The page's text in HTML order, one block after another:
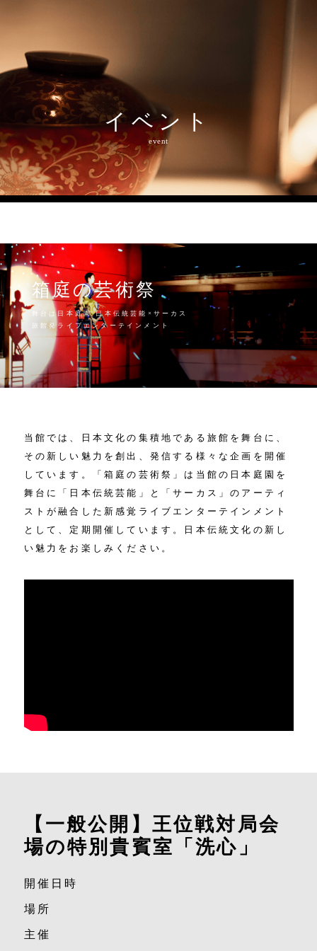
MENU
イベント
event
箱庭の芸術祭
舞台は日本庭園 日本伝統芸能×サーカス
旅館発ライブエンターテインメント
当館では、日本文化の集積地である旅館を舞台に、
その新しい魅力を創出、発信する様々な企画を開催
しています。「箱庭の芸術祭」は当館の日本庭園を
舞台に「日本伝統芸能」と「サーカス」のアーティ
ストが融合した新感覚ライブエンターテインメント
として、定期開催しています。日本伝統文化の新し
い魅力をお楽しみください。
【一般公開】王位戦対局会
場の特別貴賓室「洗心」
開催日時
場所
主催